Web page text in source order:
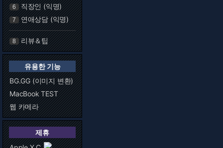
6 직장인 (익명)
7 연애상담 (익명)
8 리뷰＆팁
유용한 기능
BG.GG (이미지 변환)
MacBook TEST
웹 카메라
제휴